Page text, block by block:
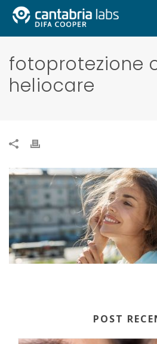
fotoprotezione
heliocare
POST